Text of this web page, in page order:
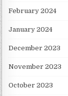
February 2024
January 2024
December 2023
November 2023
October 2023